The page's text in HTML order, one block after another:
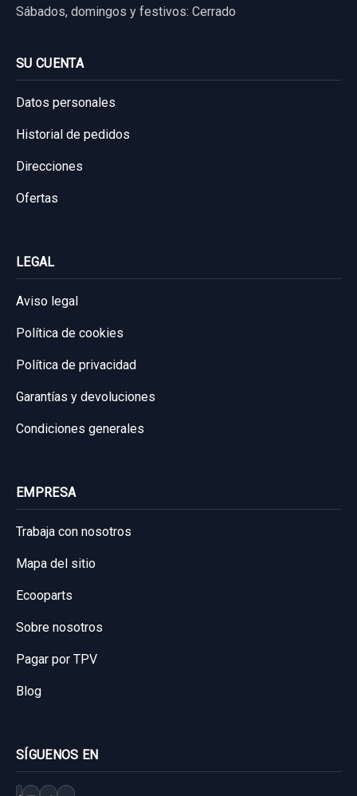
Sábados, domingos y festivos: Cerrado
SU CUENTA
Datos personales
Historial de pedidos
Direcciones
Ofertas
LEGAL
Aviso legal
Política de cookies
Política de privacidad
Garantías y devoluciones
Condiciones generales
EMPRESA
Trabaja con nosotros
Mapa del sitio
Ecooparts
Sobre nosotros
Pagar por TPV
Blog
SÍGUENOS EN